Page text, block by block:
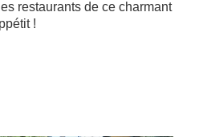
restaurants de ce charmant
!